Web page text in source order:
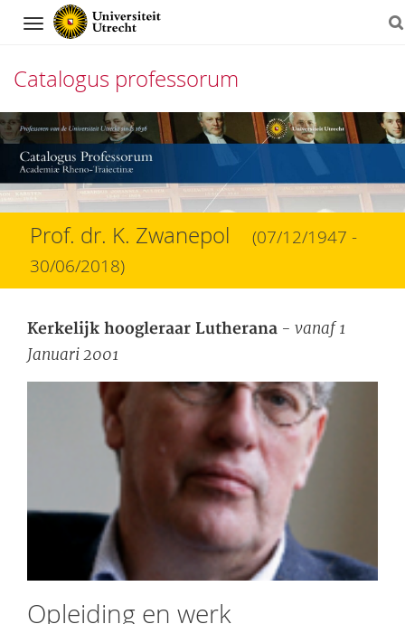
Navigation
Catalogus professorum
Direct
naar
het
inhoud
Prof. dr. K. Zwanepol
(07/12/1947 -
30/06/2018)
Kerkelijk hoogleraar Lutherana - vanaf 1
Januari 2001
Opleiding en werk